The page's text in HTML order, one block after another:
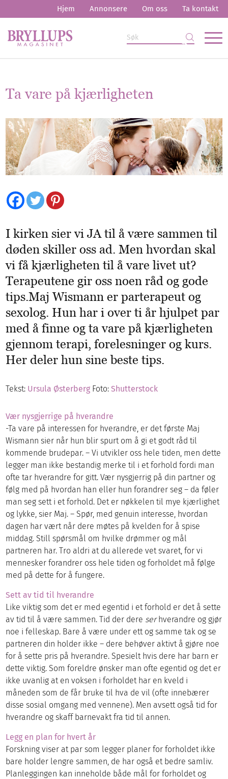
Hjem Annonsere Om oss Ta kontakt
Ta vare på kjærligheten
I kirken sier vi JA til å være sammen til
døden skiller oss ad. Men hvordan skal
vi få kjærligheten til å vare livet ut?
Terapeutene gir oss noen råd og gode
tips.Maj Wismann er parterapeut og
sexolog. Hun har i over ti år hjulpet par
med å finne og ta vare på kjærligheten
gjennom terapi, forelesninger og kurs.
Her deler hun sine beste tips.
Tekst: Ursula Østerberg Foto:Shutterstock
Vær nysgjerrige på hverandre
-Ta vare på interessen for hverandre, er det første Maj
Wismann sier når hun blir spurt om å gi et godt råd til
kommende brudepar. – Vi utvikler oss hele tiden, men dette
legger man ikke bestandig merke til i et forhold fordi man
ofte tar hverandre for gitt. Vær nysgjerrig på din partner og
følg med på hvordan han eller hun forandrer seg – da føler
man seg sett i et forhold. Det er nøkkelen til mye kjærlighet
og lykke, sier Maj. – Spør, med genuin interesse, hvordan
dagen har vært når dere møtes på kvelden for å spise
middag. Still spørsmål om hvilke drømmer og mål
partneren har. Tro aldri at du allerede vet svaret, for vi
mennesker forandrer oss hele tiden og forholdet må følge
med på dette for å fungere.
Sett av tid til hverandre
Like viktig som det er med egentid i et forhold er det å sette
av tid til å være sammen. Tid der dere serhverandre og gjør
noe i felleskap. Bare å være under ett og samme tak og se
partneren din holder ikke – dere behøver aktivt å gjøre noe
for å sette pris på hverandre. Spesielt hvis dere har barn er
dette viktig. Som foreldre ønsker man ofte egentid og det er
ikke uvanlig at en voksen i forholdet har en kveld i
måneden som de får bruke til hva de vil (ofte innebærer
disse sosial omgang med vennene). Men avsett også tid for
hverandre og skaff barnevakt fra tid til annen.
Legg en plan for hvert år
Forskning viser at par som legger planer for forholdet ikke
bare holder lengre sammen, de har også et bedre samliv.
Planleggingen kan inneholde både mål for forholdet og